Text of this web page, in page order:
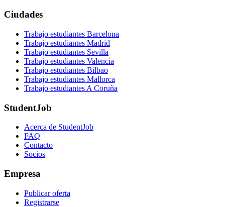
Ciudades
Trabajo estudiantes Barcelona
Trabajo estudiantes Madrid
Trabajo estudiantes Sevilla
Trabajo estudiantes Valencia
Trabajo estudiantes Bilbao
Trabajo estudiantes Mallorca
Trabajo estudiantes A Coruña
StudentJob
Acerca de StudentJob
FAQ
Contacto
Socios
Empresa
Publicar oferta
Registrarse